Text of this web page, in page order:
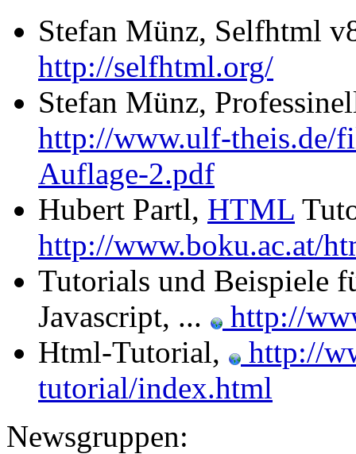
Stefan Münz, Selfhtml
http://selfhtml.org/
Stefan Münz,
http://www.ulf-theis.de/
Auflage-2.pdf
Hubert Partl, HTML
http://www.boku.ac.at/
Tutorials und Beispiele
Javascript, ...
http://
Html-Tutorial,
http://
tutorial/index.html
Newsgruppen: